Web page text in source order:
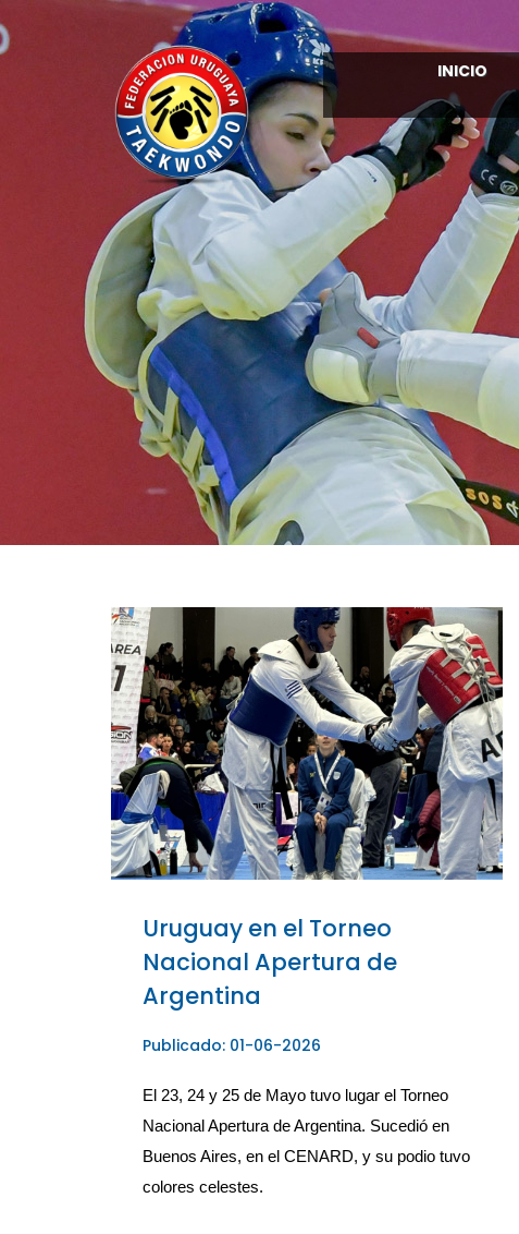
INICIO
Uruguay en el Torneo
Nacional Apertura de
Argentina
Publicado: 01-06-2026
El 23, 24 y 25 de Mayo tuvo lugar el Torneo
Nacional Apertura de Argentina. Sucedió en
Buenos Aires, en el CENARD, y su podio tuvo
colores celestes.